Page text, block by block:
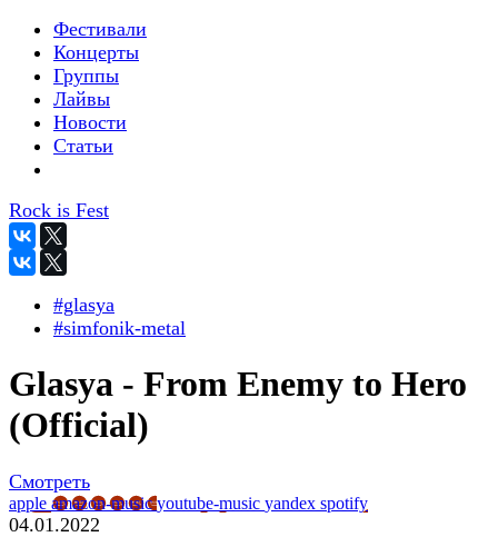
Фестивали
Концерты
Группы
Лайвы
Новости
Статьи
Rock is Fest
#glasya
#simfonik-metal
Glasya - From Enemy to Hero
(Official)
Смотреть
apple amazon-musicyoutube-music yandex spotify
04.01.2022